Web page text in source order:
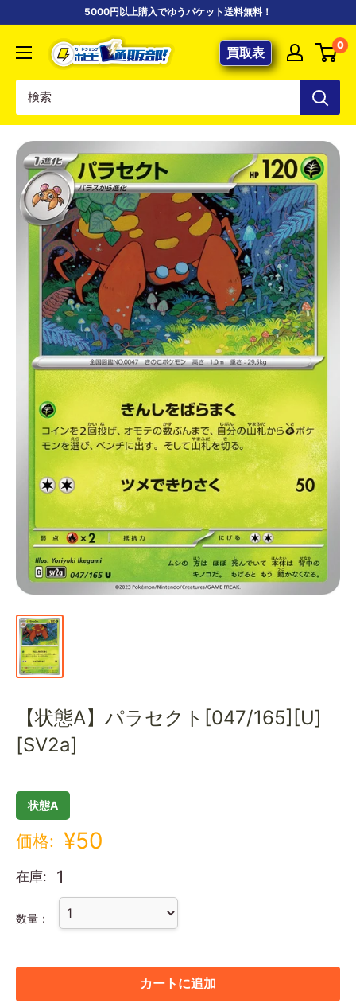
5000円以上購入でゆうパケット送料無料！
【ポ
ケ
専
門
カ
ー
ド
シ
ョ
ッ
プ
ホ
ビ
ビ
通
部
買取表 0
【状態A】パラセクト[047/165][U]
[SV2a]
状態A
価格: ¥50
在庫: 1
数量：
カートに追加